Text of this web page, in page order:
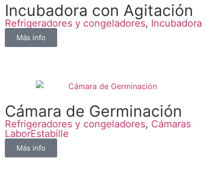
Incubadora con Agitación
Refrigeradores y congeladores, Incubadora
Más info
Cámara de Germinación
Refrigeradores y congeladores, Cámaras
LaborEstabille
Más info